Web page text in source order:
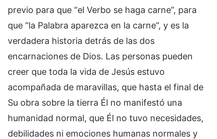
previo para que “el Verbo se haga carne”, para
que “la Palabra aparezca en la carne”, y es la
verdadera historia detrás de las dos
encarnaciones de Dios. Las personas pueden
creer que toda la vida de Jesús estuvo
acompañada de maravillas, que hasta el final de
Su obra sobre la tierra Él no manifestó una
humanidad normal, que Él no tuvo necesidades,
debilidades ni emociones humanas normales y